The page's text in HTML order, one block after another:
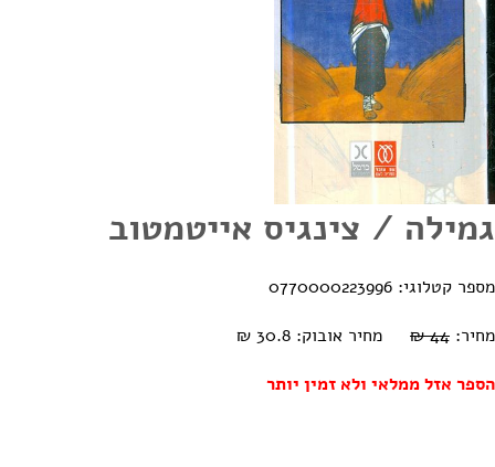
גמילה / צינגיס אייטמטוב
מספר קטלוגי: 0770000223996
מחיר: 44 ₪
מחיר אובוק: 30.8 ₪
הספר אזל ממלאי ולא זמין יותר